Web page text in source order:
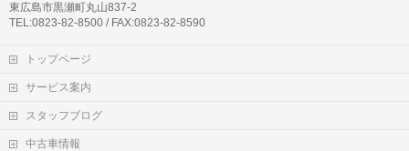
東広島市黒瀬町丸山837-2
TEL:0823-82-8500 / FAX:0823-82-8590
トップページ
サービス案内
スタッフブログ
中古車情報